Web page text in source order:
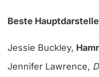
Beste
Jessie Buckley,
Jennifer Lawrence,